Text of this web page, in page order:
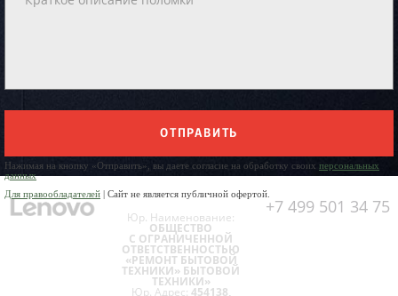
ОТПРАВИТЬ
Нажимая на кнопку «Отправить», вы даете согласие на обработку своих персональных
данных
Для правообладателей | Сайт не является публичной офертой.
+7 499 501 34 75
Юр. Наименование:
ОБЩЕСТВО
С ОГРАНИЧЕННОЙ
ОТВЕТСТВЕННОСТЬЮ
«РЕМОНТ БЫТОВОЙ
ТЕХНИКИ» БЫТОВОЙ
ТЕХНИКИ»
Юр. Адрес: 454138,